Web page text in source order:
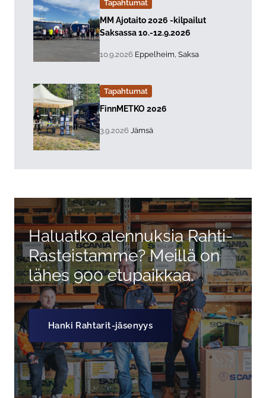
Tapahtumat
Lue lisää about event "
MM Ajotaito 2026 -kilpailut
Saksassa 10.-12.9.2026
, Tapahtuman päiväys:
10.9.2026 Sijainti:
Eppelheim, Saksa
Tapahtumat
Lue lisää about event "
FinnMETKO 2026
, Tapahtuman päiväys:
3.9.2026 Sijainti:
Jämsä
Haluatko alennuksia Rahti-
Rasteistamme? Meillä on
lähes 900 etupaikkaa.
Hanki Rahtarit-jäsenyys